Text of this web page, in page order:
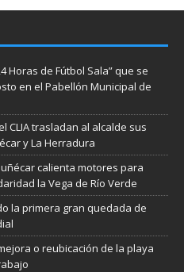
Horas de Fútbol Sala” que se
en el Pabellón Municipal de
CLIA trasladan al alcalde sus
y La Herradura
calienta motores para
la Vega de Río Verde
la primera gran quedada de
o reubicación de la playa